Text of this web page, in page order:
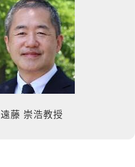
遠藤 崇浩教授